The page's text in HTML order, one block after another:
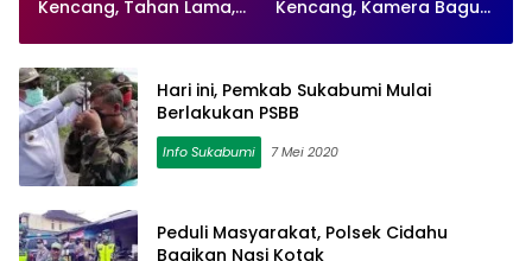
Kencang, Tahan Lama,
Kencang, Kamera Bagus,
Hari ini, Pemkab Sukabumi Mulai
Berlakukan PSBB
Info Sukabumi 7 Mei 2020
Peduli Masyarakat, Polsek Cidahu
Bagikan Nasi Kotak